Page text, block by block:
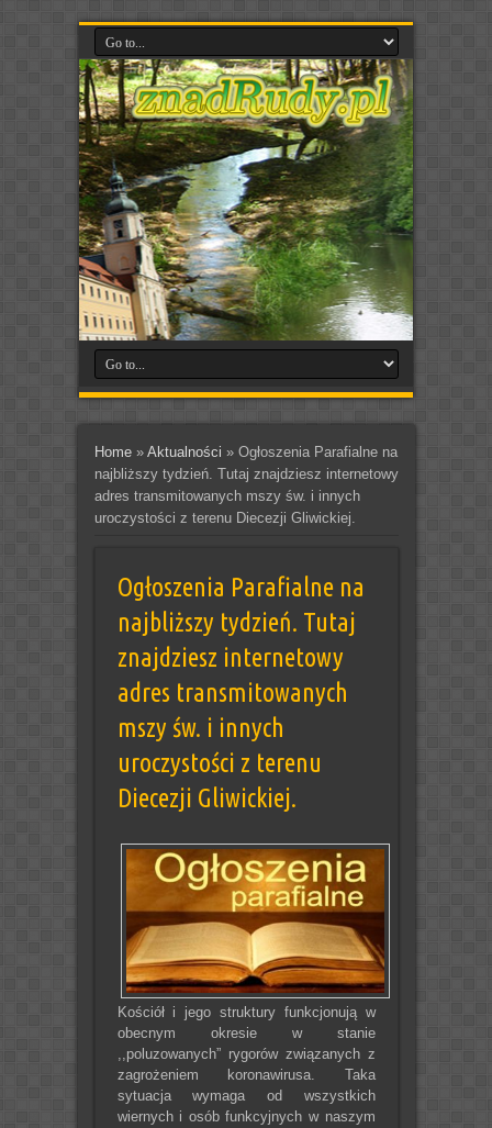
Home» Aktualności » Ogłoszenia Parafialne na
najbliższy tydzień. Tutaj znajdziesz internetowy
adres transmitowanych mszy św. i innych
uroczystości z terenu Diecezji Gliwickiej.
Ogłoszenia Parafialne na
najbliższy tydzień. Tutaj
znajdziesz internetowy
adres transmitowanych
mszy św. i innych
uroczystości z terenu
Diecezji Gliwickiej.
Kościół i jego struktury funkcjonują w
obecnym okresie w stanie
,,poluzowanych” rygorów związanych z
zagrożeniem koronawirusa. Taka
sytuacja wymaga od wszystkich
wiernych i osób funkcyjnych w naszym